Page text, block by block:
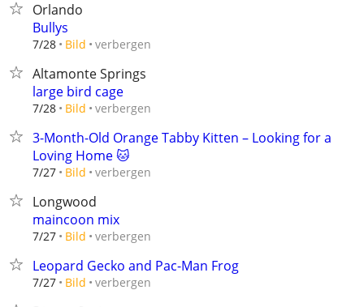
Orlando
Bullys
7/28 Bild verbergen
Altamonte Springs
large bird cage
7/28 Bild verbergen
3-Month-Old Orange Tabby Kitten – Looking for a
Loving Home 🐱
7/27 Bild verbergen
Longwood
maincoon mix
7/27 Bild verbergen
Leopard Gecko and Pac-Man Frog
7/27 Bild verbergen